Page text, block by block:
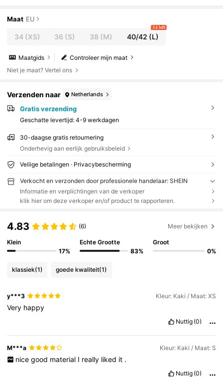
Maat EU
34(XS) 36 (S) 38 (M) 40/42 (L)
14 left
Controleer mijn maat
Maatgids
Niet je maat? Vertel ons
Verzenden naar Netherlands
Gratis verzending
Geschatte levertijd: 4-9 werkdagen
30-daagse gratis retournering
Onderhevig aan eerlijk gebruiksbeleid
Veilige betalingen · Privacybescherming
Verkocht en verzonden door professionele handelaar: SHEIN
Informatie en verplichtingen van de verkoper
klik hier om deze verkoper en/of product te rapporteren.
4.83 (6) Meer bekijken
Klein
17%
Echte Grootte
83%
Groot
0%
klassiek(1) goede kwaliteit(1)
y***3 Kleur: Kaki / Maat: XS
Very happy
Nuttig (0)
M***a Kleur: Kaki / Maat: S
nice good material I really liked it .
Nuttig (0)